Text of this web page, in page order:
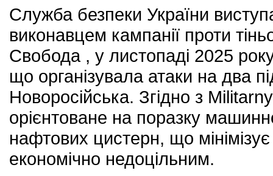
Служба безпеки України
виконавцем кампанії проти
Свобода , у листопаді 2025
що організувала атаки на два
Новоросійська. Згідно з
орієнтоване на поразку
нафтових цистерн, що
економічно недоцільним.